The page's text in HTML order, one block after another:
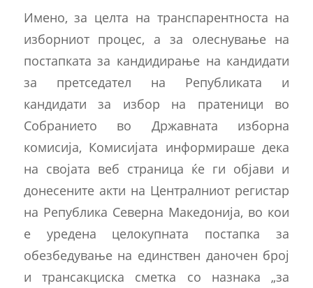
Имено, за целта на транспарентноста на
изборниот процес, а за олеснување на
постапката за кандидирање на кандидати
за претседател на Републиката и
кандидати за избор на пратеници во
Собранието во Државната изборна
комисија, Комисијата информираше дека
на својата веб страница ќе ги објави и
донесените акти на Централниот регистар
на Република Северна Македонија, во кои
е уредена целокупната постапка за
обезбедување на единствен даночен број
и трансакциска сметка со назнака „за